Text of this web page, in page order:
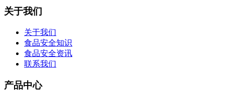
关于我们
关于我们
食品安全知识
食品安全资讯
联系我们
产品中心